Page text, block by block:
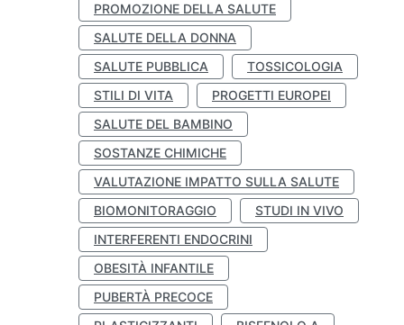
PROMOZIONE DELLA SALUTE
SALUTE DELLA DONNA
SALUTE PUBBLICA
TOSSICOLOGIA
STILI DI VITA
PROGETTI EUROPEI
SALUTE DEL BAMBINO
SOSTANZE CHIMICHE
VALUTAZIONE IMPATTO SULLA SALUTE
BIOMONITORAGGIO
STUDI IN VIVO
INTERFERENTI ENDOCRINI
OBESITÀ INFANTILE
PUBERTÀ PRECOCE